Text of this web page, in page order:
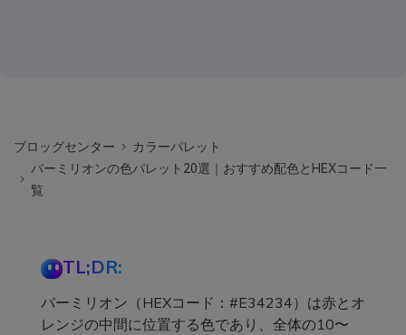
ブロッグセンター
カラーパレット
バーミリオンの色パレット20選｜おすすめ配色とHEXコード一
覧
TL;DR:
バーミリオン（HEXコード：#E34234）は赤とオ
レンジの中間に位置する色であり、全体の10〜